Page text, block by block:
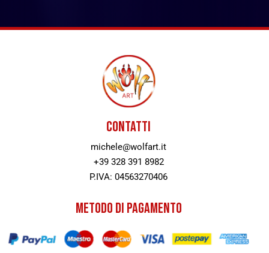
CONTATTI
michele@wolfart.it
+39 328 391 8982
P.IVA: 04563270406
METODO DI PAGAMENTO